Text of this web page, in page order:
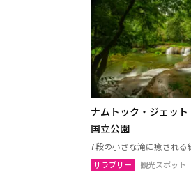
ナムトック・ジェッ
国立公園
7段の小さな滝に癒される
サラブリー 観光スポット